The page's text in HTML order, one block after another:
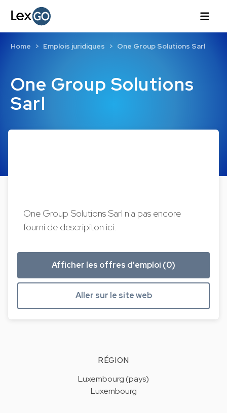
One Group Solutions
Sarl
Home Emplois juridiques One Group Solutions Sarl
One Group Solutions Sarl n'a pas encore
fourni de descripiton ici.
Afficher les offres d'emploi (0)
Aller sur le site web
RÉGION
Luxembourg (pays)
Luxembourg